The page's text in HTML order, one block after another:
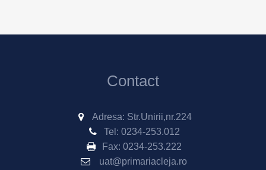
Contact
Adresa: Str.Unirii,nr.224
Tel: 0234-253.012
Fax: 0234-253.222
uat@primariacleja.ro